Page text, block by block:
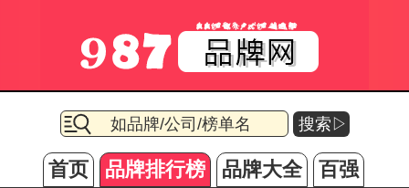
搜索▷
首页 品牌排行榜 品牌大全 百强